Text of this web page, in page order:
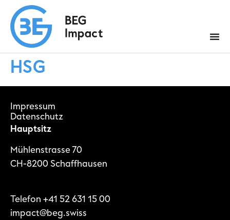
HSG
Impressum
Datenschutz
Hauptsitz
Mühlenstrasse 70
CH-8200 Schaffhausen
Telefon +41 52 631 15 00
impact@beg.swiss